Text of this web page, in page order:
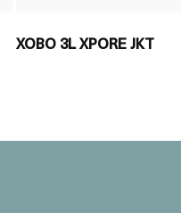
XOBO 3L XPORE JKT